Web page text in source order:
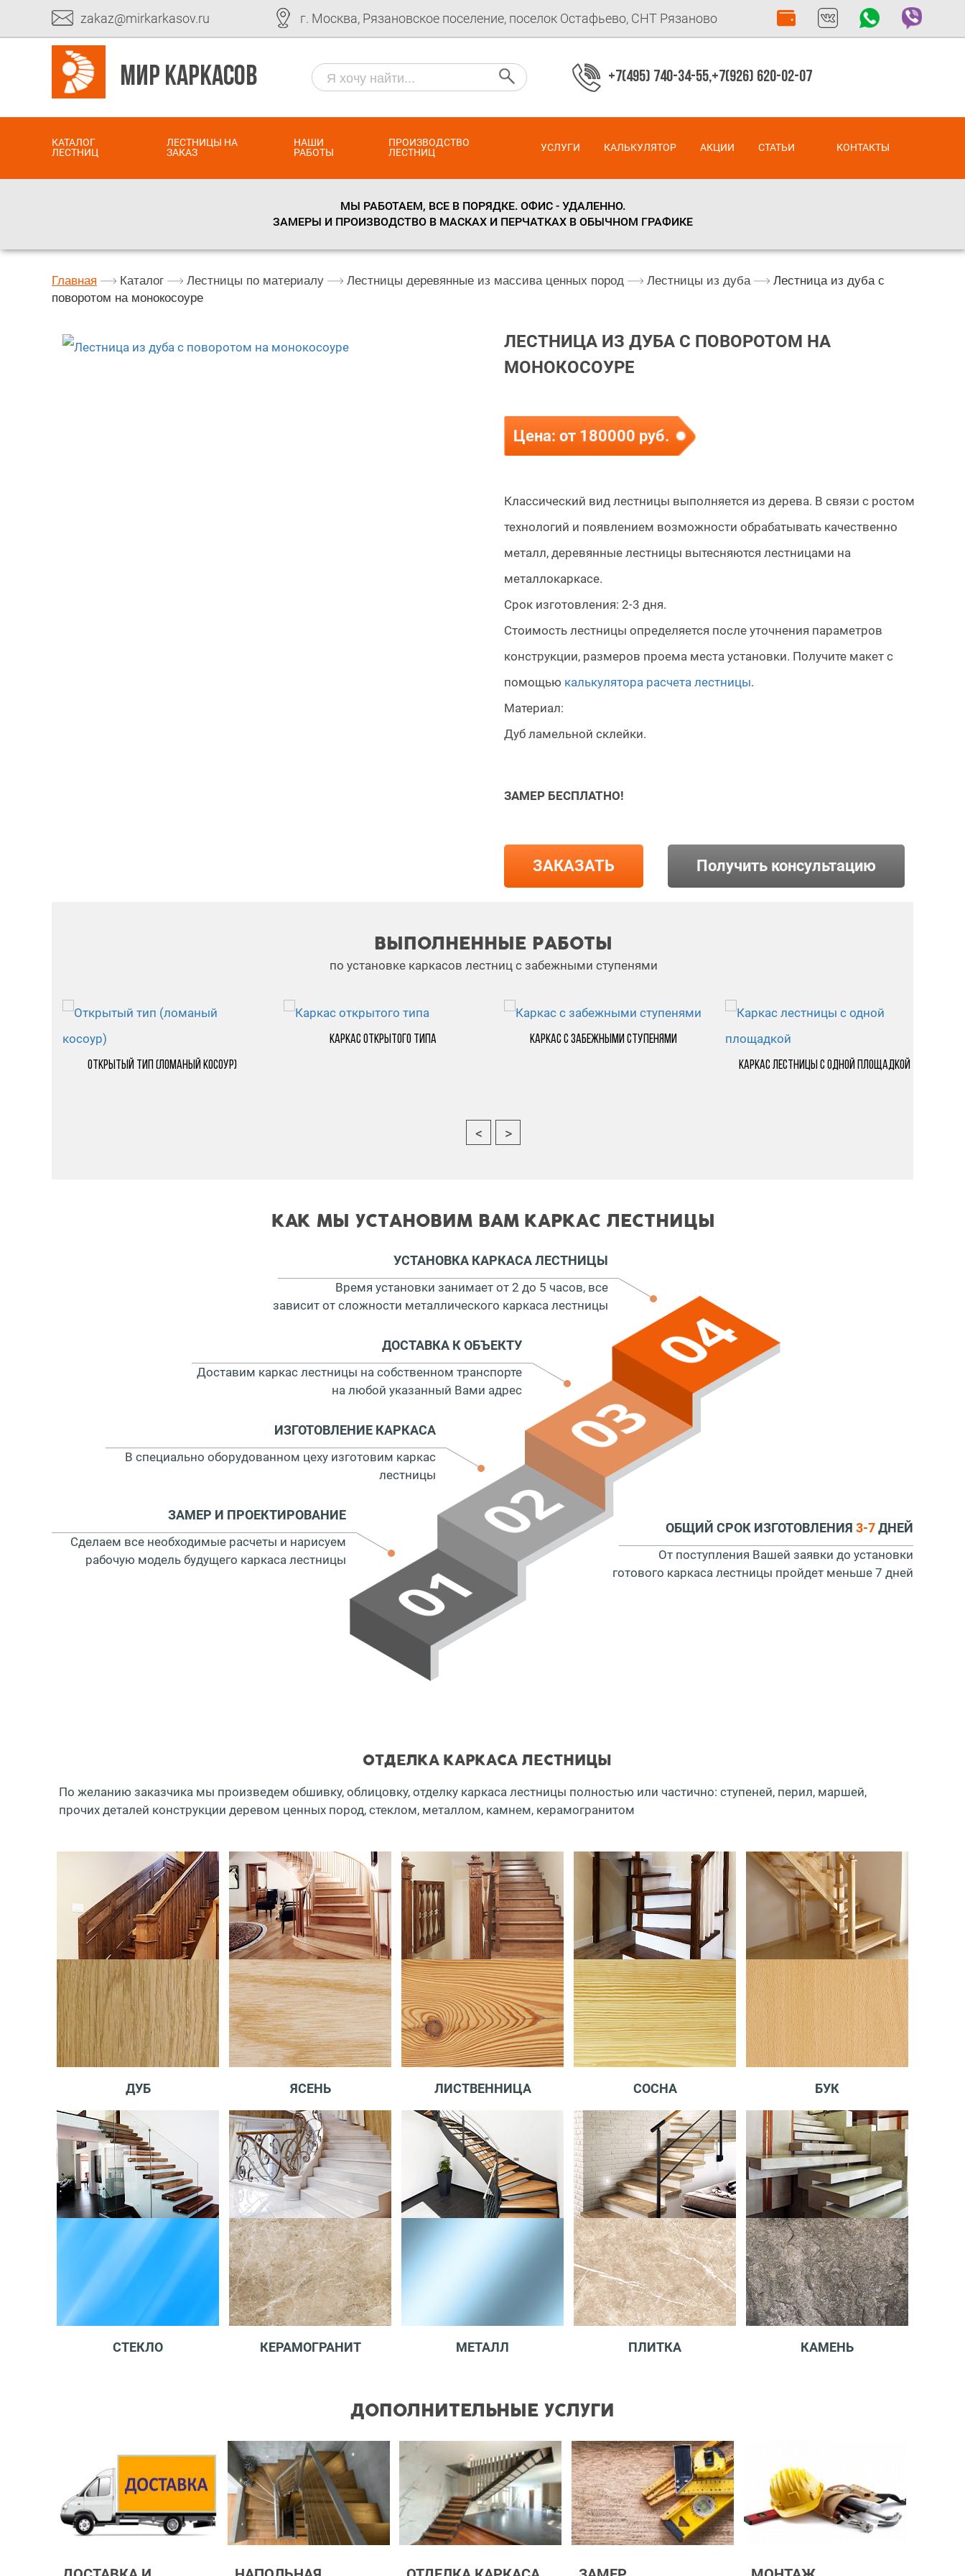
zakaz@mirkarkasov.ru г. Москва, Рязановское поселение, поселок Остафьево, СНТ Рязаново
МИР КАРКАСОВ +7(495) 740-34-55,+7(926) 620-02-07
КАТАЛОГ
ЛЕСТНИЦ
ЛЕСТНИЦЫ НА
ЗАКАЗ
НАШИ
РАБОТЫ
ПРОИЗВОДСТВО
ЛЕСТНИЦ
УСЛУГИ КАЛЬКУЛЯТОР АКЦИИ СТАТЬИ КОНТАКТЫ
МЫ РАБОТАЕМ, ВСЕ В ПОРЯДКЕ. ОФИС - УДАЛЕННО.
ЗАМЕРЫ И ПРОИЗВОДСТВО В МАСКАХ И ПЕРЧАТКАХ В ОБЫЧНОМ ГРАФИКЕ
Главная Каталог Лестницы по материалу Лестницы деревянные из массива ценных пород Лестницы из дуба
Лестница из дуба с
поворотом на монокосоуре
ЛЕСТНИЦА ИЗ ДУБА С ПОВОРОТОМ НА
МОНОКОСОУРЕ
Цена: от 180000 руб.
Классический вид лестницы выполняется из дерева. В связи с ростом
технологий и появлением возможности обрабатывать качественно
металл, деревянные лестницы вытесняются лестницами на
металлокаркасе.
Срок изготовления: 2-3 дня.
Стоимость лестницы определяется после уточнения параметров
конструкции, размеров проема места установки. Получите макет с
помощью калькулятора расчета лестницы.
Материал:
Дуб ламельной склейки.
ЗАМЕР БЕСПЛАТНО!
ЗАКАЗАТЬ Получить консультацию
ВЫПОЛНЕННЫЕ РАБОТЫ
по установке каркасов лестниц с забежными ступенями
Открытый тип (ломаный косоур)
Каркас открытого типа
Каркас с забежными ступенями
Каркас лестницы с одной площадкой
КАК МЫ УСТАНОВИМ ВАМ КАРКАС ЛЕСТНИЦЫ
УСТАНОВКА КАРКАСА ЛЕСТНИЦЫ
Время установки занимает от 2 до 5 часов, все
зависит от сложности металлического каркаса лестницы
ДОСТАВКА К ОБЪЕКТУ
Доставим каркас лестницы на собственном транспорте
на любой указанный Вами адрес
ИЗГОТОВЛЕНИЕ КАРКАСА
В специально оборудованном цеху изготовим каркас
лестницы
ЗАМЕР И ПРОЕКТИРОВАНИЕ
Сделаем все необходимые расчеты и нарисуем
рабочую модель будущего каркаса лестницы
ОБЩИЙ СРОК ИЗГОТОВЛЕНИЯ 3-7ДНЕЙ
От поступления Вашей заявки до установки
готового каркаса лестницы пройдет меньше 7 дней
ОТДЕЛКА КАРКАСА ЛЕСТНИЦЫ
По желанию заказчика мы произведем обшивку, облицовку, отделку каркаса лестницы полностью или частично: ступеней, перил, маршей,
прочих деталей конструкции деревом ценных пород, стеклом, металлом, камнем, керамогранитом
ДУБ ЯСЕНЬ ЛИСТВЕННИЦА СОСНА БУК
СТЕКЛО КЕРАМОГРАНИТ МЕТАЛЛ ПЛИТКА КАМЕНЬ
ДОПОЛНИТЕЛЬНЫЕ УСЛУГИ